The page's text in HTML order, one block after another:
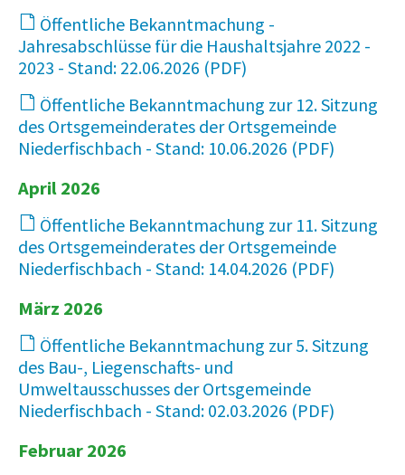
Öffentliche Bekanntmachung -
Jahresabschlüsse für die Haushaltsjahre 2022 -
2023 - Stand: 22.06.2026
Öffentliche Bekanntmachung zur 12. Sitzung
des Ortsgemeinderates der Ortsgemeinde
Niederfischbach - Stand: 10.06.2026
April 2026
Öffentliche Bekanntmachung zur 11. Sitzung
des Ortsgemeinderates der Ortsgemeinde
Niederfischbach - Stand: 14.04.2026
März 2026
Öffentliche Bekanntmachung zur 5. Sitzung
des Bau-, Liegenschafts- und
Umweltausschusses der Ortsgemeinde
Niederfischbach - Stand: 02.03.2026
Februar 2026